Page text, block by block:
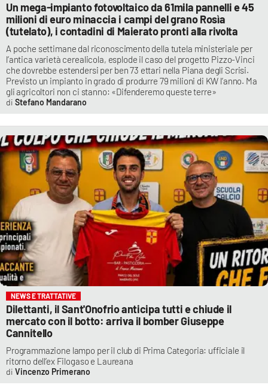
Un mega-impianto fotovoltaico da 61mila pannelli e 45
milioni di euro minaccia i campi del grano Rosìa
(tutelato), i contadini di Maierato pronti alla rivolta
A poche settimane dal riconoscimento della tutela ministeriale per
l’antica varietà cerealicola, esplode il caso del progetto Pizzo-Vinci
che dovrebbe estendersi per ben 73 ettari nella Piana degli Scrisi.
Previsto un impianto in grado di produrre 79 milioni di KW l’anno. Ma
gli agricoltori non ci stanno: «Difenderemo queste terre»
Stefano Mandarano
NEWS E TRATTATIVE
Dilettanti, il Sant'Onofrio anticipa tutti e chiude il
mercato con il botto: arriva il bomber Giuseppe
Cannitello
Programmazione lampo per il club di Prima Categoria: ufficiale il
ritorno dell’ex Filogaso e Laureana
Vincenzo Primerano